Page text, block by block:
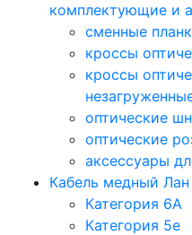
комплектующие и
сменные
кроссы
кроссы
оптические
оптические
аксессуары
Кабель медный
Категория 6A
Категория 5e